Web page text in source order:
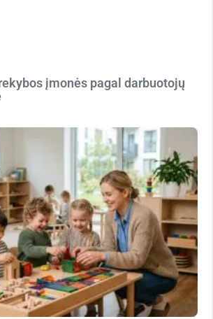
įmonės pagal darbuotojų